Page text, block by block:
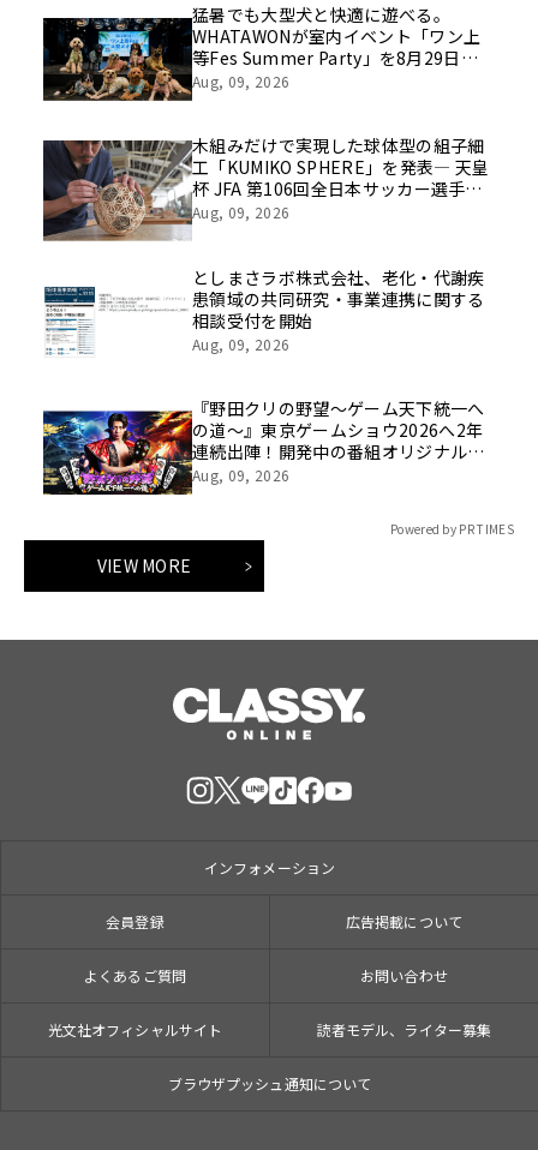
像を公開！
猛暑でも大型犬と快適に遊べる。
WHATAWONが室内イベント「ワン上
等Fes Summer Party」を8月29日開
催
Aug, 09, 2026
木組みだけで実現した球体型の組子細
工「KUMIKO SPHERE」を発表― 天皇
杯 JFA 第106回全日本サッカー選手権
大会の公式ビジュアルにも採用 ―
Aug, 09, 2026
としまさラボ株式会社、老化・代謝疾
患領域の共同研究・事業連携に関する
相談受付を開始
Aug, 09, 2026
『野田クリの野望～ゲーム天下統一へ
の道～』東京ゲームショウ2026へ2年
連続出陣！開発中の番組オリジナルゲ
ームを世界最速体験！失敗したら即
Aug, 09, 2026
Powered by PR TIMES
VIEW MORE
インフォメーション
会員登録 広告掲載について
よくあるご質問 お問い合わせ
光文社オフィシャルサイト 読者モデル、ライター募集
ブラウザプッシュ通知について